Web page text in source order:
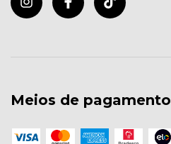
Meios de pagamento